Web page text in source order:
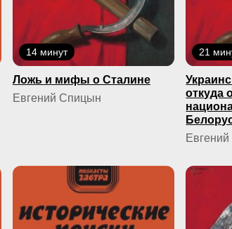
14 минут
Ложь и мифы о Сталине
Евгений Спицын
21
откуда